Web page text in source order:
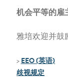
机会平等的雇
雅培欢迎并鼓
> EEO (英语)
歧视规定